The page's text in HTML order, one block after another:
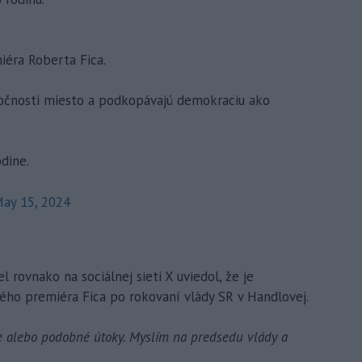
Roberta Fica.
miesto a podkopávajú demokraciu ako
15, 2024
rovnako na sociálnej sieti X uviedol, že je
premiéra Fica po rokovaní vlády SR v Handlovej.
podobné útoky. Myslím na predsedu vlády a